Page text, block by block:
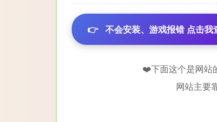
👉 不会安装、游戏报错 点击我
❤️下面这个是网站
网站主要